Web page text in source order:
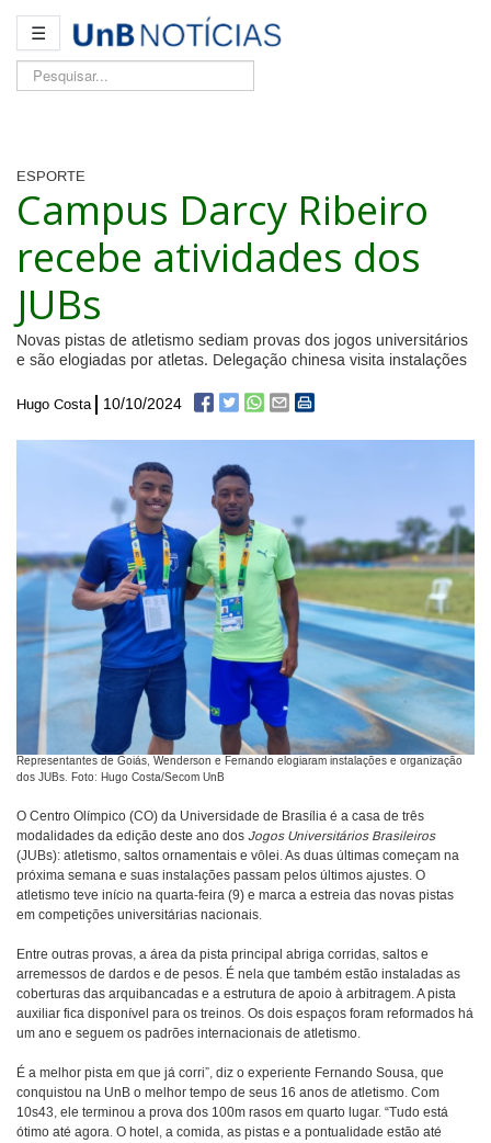
☰
Pesquisar...
ESPORTE
Campus Darcy Ribeiro
recebe atividades dos
JUBs
Novas pistas de atletismo sediam provas dos jogos universitários
e são elogiadas por atletas. Delegação chinesa visita instalações
Hugo Costa 10/10/2024
Representantes de Goiás, Wenderson e Fernando elogiaram instalações e organização
dos JUBs. Foto: Hugo Costa/Secom UnB
O Centro Olímpico (CO) da Universidade de Brasília é a casa de três
modalidades da edição deste ano dos Jogos Universitários Brasileiros
(JUBs): atletismo, saltos ornamentais e vôlei. As duas últimas começam na
próxima semana e suas instalações passam pelos últimos ajustes. O
atletismo teve início na quarta-feira (9) e marca a estreia das novas pistas
em competições universitárias nacionais.
Entre outras provas, a área da pista principal abriga corridas, saltos e
arremessos de dardos e de pesos. É nela que também estão instaladas as
coberturas das arquibancadas e a estrutura de apoio à arbitragem. A pista
auxiliar fica disponível para os treinos. Os dois espaços foram reformados há
um ano e seguem os padrões internacionais de atletismo.
É a melhor pista em que já corri”, diz o experiente Fernando Sousa, que
conquistou na UnB o melhor tempo de seus 16 anos de atletismo. Com
10s43, ele terminou a prova dos 100m rasos em quarto lugar. “Tudo está
ótimo até agora. O hotel, a comida, as pistas e a pontualidade estão até